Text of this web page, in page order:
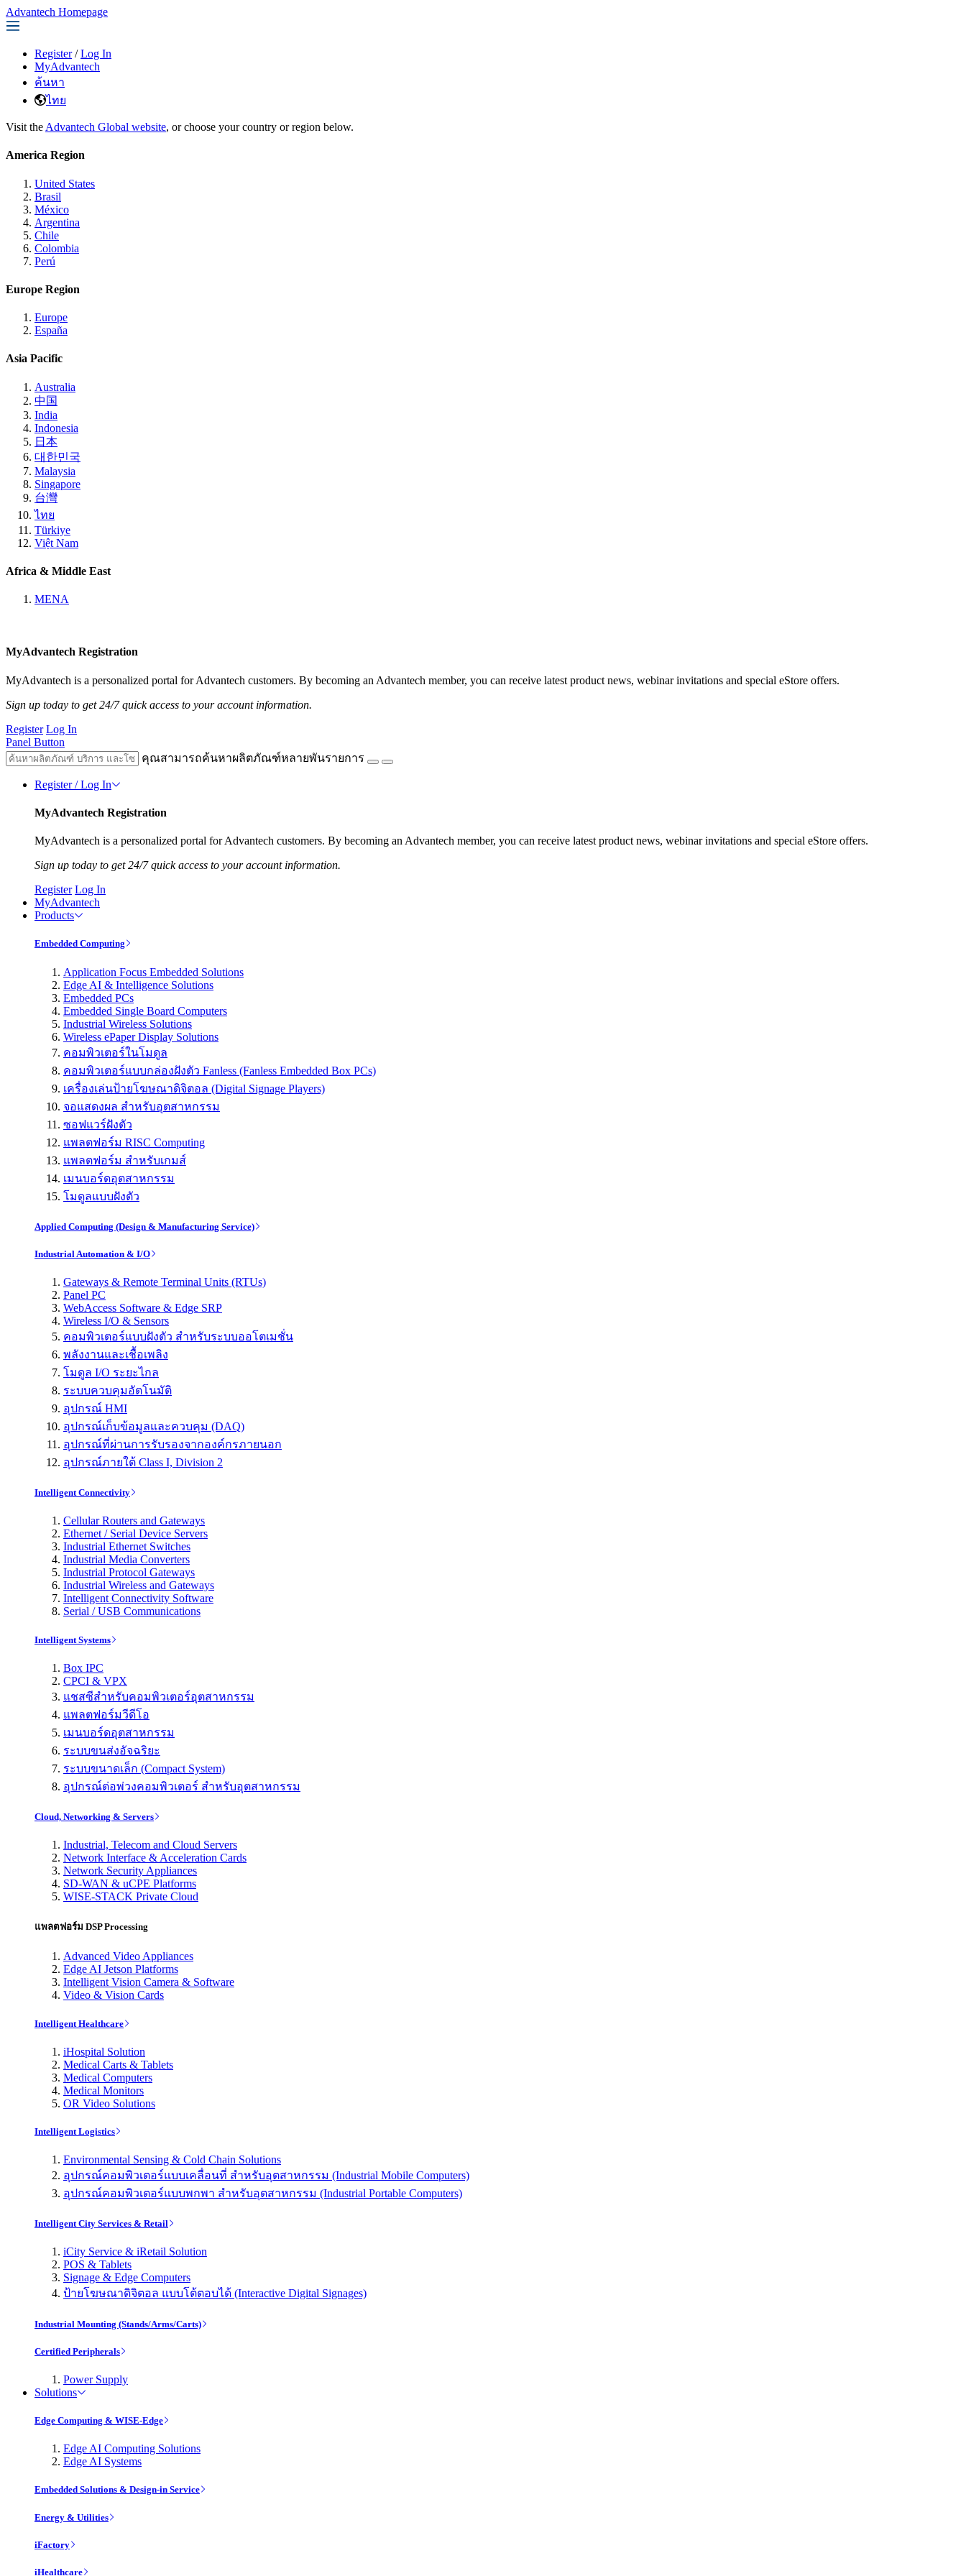
Advantech Homepage
Register / Log In
MyAdvantech
ค้นหา
ไทย
Visit the Advantech Global website, or choose your country or region below.
America Region
United States
Brasil
México
Argentina
Chile
Colombia
Perú
Europe Region
Europe
España
Asia Pacific
Australia
中国
India
Indonesia
日本
대한민국
Malaysia
Singapore
台灣
ไทย
Türkiye
Việt Nam
Africa & Middle East
MENA
MyAdvantech Registration
MyAdvantech is a personalized portal for Advantech customers. By becoming an Advantech member, you can receive latest product news, webinar invitations and special eStore offers.
Sign up today to get 24/7 quick access to your account information.
Register Log In
Panel Button
คุณสามารถค้นหาผลิตภัณฑ์หลายพันรายการ
Register / Log In
MyAdvantech Registration
MyAdvantech is a personalized portal for Advantech customers. By becoming an Advantech member, you can receive latest product news, webinar invitations and special eStore offers.
Sign up today to get 24/7 quick access to your account information.
Register Log In
MyAdvantech
Products
Embedded Computing
Application Focus Embedded Solutions
Edge AI & Intelligence Solutions
Embedded PCs
Embedded Single Board Computers
Industrial Wireless Solutions
Wireless ePaper Display Solutions
คอมพิวเตอร์ในโมดูล
คอมพิวเตอร์แบบกล่องฝังตัว Fanless (Fanless Embedded Box PCs)
เครื่องเล่นป้ายโฆษณาดิจิตอล (Digital Signage Players)
จอแสดงผล สำหรับอุตสาหกรรม
ซอฟแวร์ฝังตัว
แพลตฟอร์ม RISC Computing
แพลตฟอร์ม สำหรับเกมส์
เมนบอร์ดอุตสาหกรรม
โมดูลแบบฝังตัว
Applied Computing (Design & Manufacturing Service)
Industrial Automation & I/O
Gateways & Remote Terminal Units (RTUs)
Panel PC
WebAccess Software & Edge SRP
Wireless I/O & Sensors
คอมพิวเตอร์แบบฝังตัว สำหรับระบบออโตเมชั่น
พลังงานและเชื้อเพลิง
โมดูล I/O ระยะไกล
ระบบควบคุมอัตโนมัติ
อุปกรณ์ HMI
อุปกรณ์เก็บข้อมูลและควบคุม (DAQ)
อุปกรณ์ที่ผ่านการรับรองจากองค์กรภายนอก
อุปกรณ์ภายใต้ Class I, Division 2
Intelligent Connectivity
Cellular Routers and Gateways
Ethernet / Serial Device Servers
Industrial Ethernet Switches
Industrial Media Converters
Industrial Protocol Gateways
Industrial Wireless and Gateways
Intelligent Connectivity Software
Serial / USB Communications
Intelligent Systems
Box IPC
CPCI & VPX
แชสซีสำหรับคอมพิวเตอร์อุตสาหกรรม
แพลตฟอร์มวีดีโอ
เมนบอร์ดอุตสาหกรรม
ระบบขนส่งอัจฉริยะ
ระบบขนาดเล็ก (Compact System)
อุปกรณ์ต่อพ่วงคอมพิวเตอร์ สำหรับอุตสาหกรรม
Cloud, Networking & Servers
Industrial, Telecom and Cloud Servers
Network Interface & Acceleration Cards
Network Security Appliances
SD-WAN & uCPE Platforms
WISE-STACK Private Cloud
แพลตฟอร์ม DSP Processing
Advanced Video Appliances
Edge AI Jetson Platforms
Intelligent Vision Camera & Software
Video & Vision Cards
Intelligent Healthcare
iHospital Solution
Medical Carts & Tablets
Medical Computers
Medical Monitors
OR Video Solutions
Intelligent Logistics
Environmental Sensing & Cold Chain Solutions
อุปกรณ์คอมพิวเตอร์แบบเคลื่อนที่ สำหรับอุตสาหกรรม (Industrial Mobile Computers)
อุปกรณ์คอมพิวเตอร์แบบพกพา สำหรับอุตสาหกรรม (Industrial Portable Computers)
Intelligent City Services & Retail
iCity Service & iRetail Solution
POS & Tablets
Signage & Edge Computers
ป้ายโฆษณาดิจิตอล แบบโต้ตอบได้ (Interactive Digital Signages)
Industrial Mounting (Stands/Arms/Carts)
Certified Peripherals
Power Supply
Solutions
Edge Computing & WISE-Edge
Edge AI Computing Solutions
Edge AI Systems
Embedded Solutions & Design-in Service
Energy & Utilities
iFactory
iHealthcare